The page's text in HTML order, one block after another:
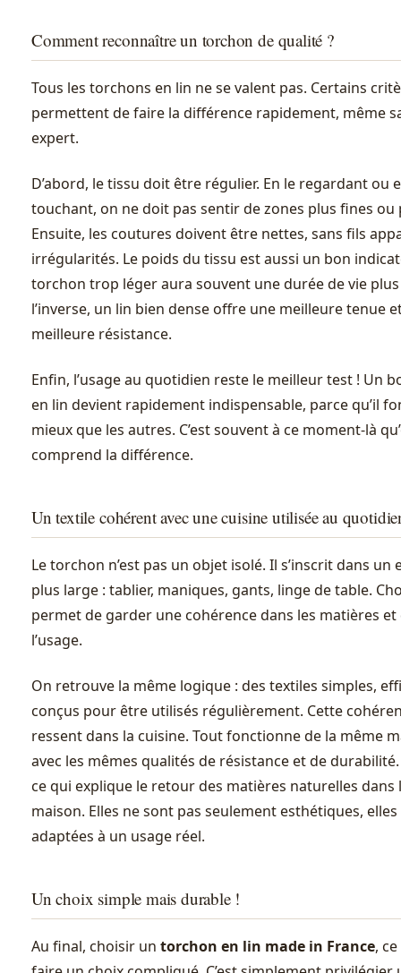
Comment reconnaître un torchon de qualité ?
Tous les torchons en lin ne se valent pas. Certains
permettent de faire la différence rapidement, même
expert.
D’abord, le tissu doit être régulier. En le regardant ou
touchant, on ne doit pas sentir de zones plus fines ou
Ensuite, les coutures doivent être nettes, sans fils
irrégularités. Le poids du tissu est aussi un bon
torchon trop léger aura souvent une durée de vie
l’inverse, un lin bien dense offre une meilleure tenue
meilleure résistance.
Enfin, l’usage au quotidien reste le meilleur test ! Un
en lin devient rapidement indispensable, parce qu’il
mieux que les autres. C’est souvent à ce moment-là
comprend la différence.
Un textile cohérent avec une cuisine utilisée au
Le torchon n’est pas un objet isolé. Il s’inscrit dans un
plus large : tablier, maniques, gants, linge de table.
permet de garder une cohérence dans les matières et
l’usage.
On retrouve la même logique : des textiles simples,
conçus pour être utilisés régulièrement. Cette
ressent dans la cuisine. Tout fonctionne de la même
avec les mêmes qualités de résistance et de durabilité.
ce qui explique le retour des matières naturelles dans
maison. Elles ne sont pas seulement esthétiques,
adaptées à un usage réel.
Un choix simple mais durable !
Au final, choisir un torchon en lin made in France,